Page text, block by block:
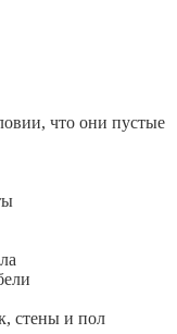
что они пустые
стены и пол